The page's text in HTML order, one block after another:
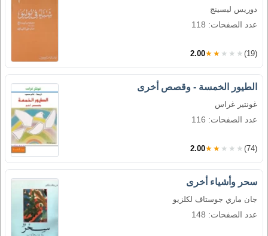
دوريس ليسينج
عدد الصفحات: 118
2.00★★★★★ (19)
الطيور الخمسة - وقصص أخرى
غونتير غراس
عدد الصفحات: 116
2.00★★★★★ (74)
سحر وأشياء أخرى
جان ماري جوستاف لكلزيو
عدد الصفحات: 148